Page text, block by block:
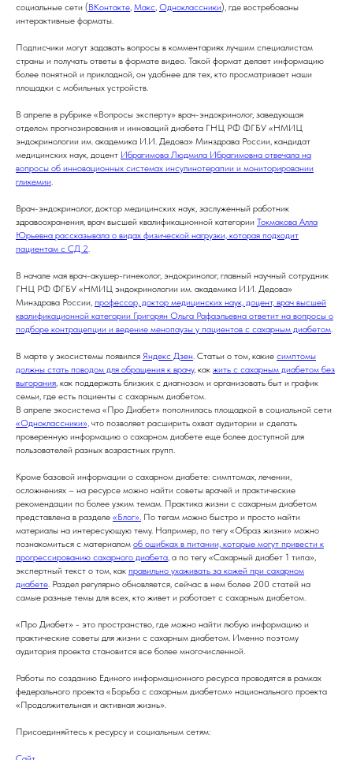
социальные сети (ВКонтакте, Макс, Одноклассники), где востребованы
интерактивные форматы.
Подписчики могут задавать вопросы в комментариях лучшим специалистам
страны и получать ответы в формате видео. Такой формат делает информацию
более понятной и прикладной, он удобнее для тех, кто просматривает наши
площадки с мобильных устройств.
В апреле в рубрике «Вопросы эксперту» врач-эндокринолог, заведующая
отделом прогнозирования и инноваций диабета ГНЦ РФ ФГБУ «НМИЦ
эндокринологии им. академика И.И. Дедова» Минздрава России, кандидат
медицинских наук, доцент Ибрагимова Людмила Ибрагимовна отвечала на
вопросы об инновационных системах инсулинотерапии и мониторировании
гликемии.
Врач-эндокринолог, доктор медицинских наук, заслуженный работник
здравоохранения, врач высшей квалификационной категории Токмакова Алла
Юрьевна рассказывала о видах физической нагрузки, которая подходит
пациентам с СД 2.
В начале мая врач-акушер-гинеколог, эндокринолог, главный научный сотрудник
ГНЦ РФ ФГБУ «НМИЦ эндокринологии им. академика И.И. Дедова»
Минздрава России, профессор, доктор медицинских наук, доцент, врач высшей
квалификационной категории Григорян Ольга Рафаэльевна ответит на вопросы о
подборе контрацепции и ведение менопаузы у пациентов с сахарным диабетом.
В марте у экосистемы появился Яндекс Дзен. Статьи о том, какие симптомы
должны стать поводом для обращения к врачу, как жить с сахарным диабетом без
выгорания, как поддержать близких с диагнозом и организовать быт и график
семьи, где есть пациенты с сахарным диабетом.
В апреле экосистема «Про Диабет» пополнилась площадкой в социальной сети
«Одноклассники», что позволяет расширить охват аудитории и сделать
проверенную информацию о сахарном диабете еще более доступной для
пользователей разных возрастных групп.
Кроме базовой информации о сахарном диабете: симптомах, лечении,
осложнениях – на ресурсе можно найти советы врачей и практические
рекомендации по более узким темам. Практика жизни с сахарным диабетом
представлена в разделе «Блог». По тегам можно быстро и просто найти
материалы на интересующую тему. Например, по тегу «Образ жизни» можно
познакомиться с материалом об ошибках в питании, которые могут привести к
прогрессированию сахарного диабета, а по тегу «Сахарный диабет 1 типа»,
экспертный текст о том, как правильно ухаживать за кожей при сахарном
диабете. Раздел регулярно обновляется, сейчас в нем более 200 статей на
самые разные темы для всех, кто живет и работает с сахарным диабетом.
«Про Диабет» - это пространство, где можно найти любую информацию и
практические советы для жизни с сахарным диабетом. Именно поэтому
аудитория проекта становится все более многочисленной.
Работы по созданию Единого информационного ресурса проводятся в рамках
федерального проекта «Борьба с сахарным диабетом» национального проекта
«Продолжительная и активная жизнь».
Присоединяйтесь к ресурсу и социальным сетям: